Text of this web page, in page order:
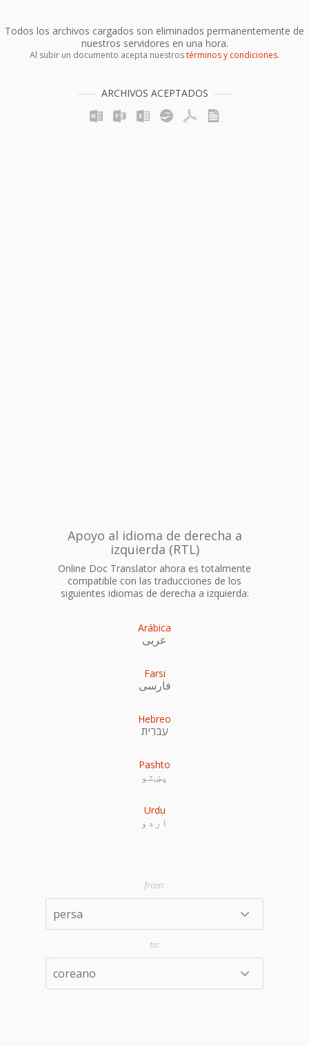
Todos los archivos cargados son eliminados permanentemente de
nuestros servidores en una hora.
Al subir un documento acepta nuestrostérminos y condiciones.
ARCHIVOS ACEPTADOS
Apoyo al idioma de derecha a
izquierda (RTL)
Online Doc Translator ahora es totalmente
compatible con las traducciones de los
siguientes idiomas de derecha a izquierda:
Arábica
عربى
Farsi
فارسی
Hebreo
עִברִית
Pashto
پښتو
Urdu
اردو